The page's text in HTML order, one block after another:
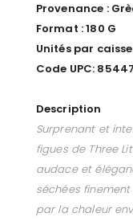
Provenance :
Format : 180 G
Unités par caisse
Code UPC:
Description
Surprenant et
figues de Three
audace et
séchées
par la chaleur